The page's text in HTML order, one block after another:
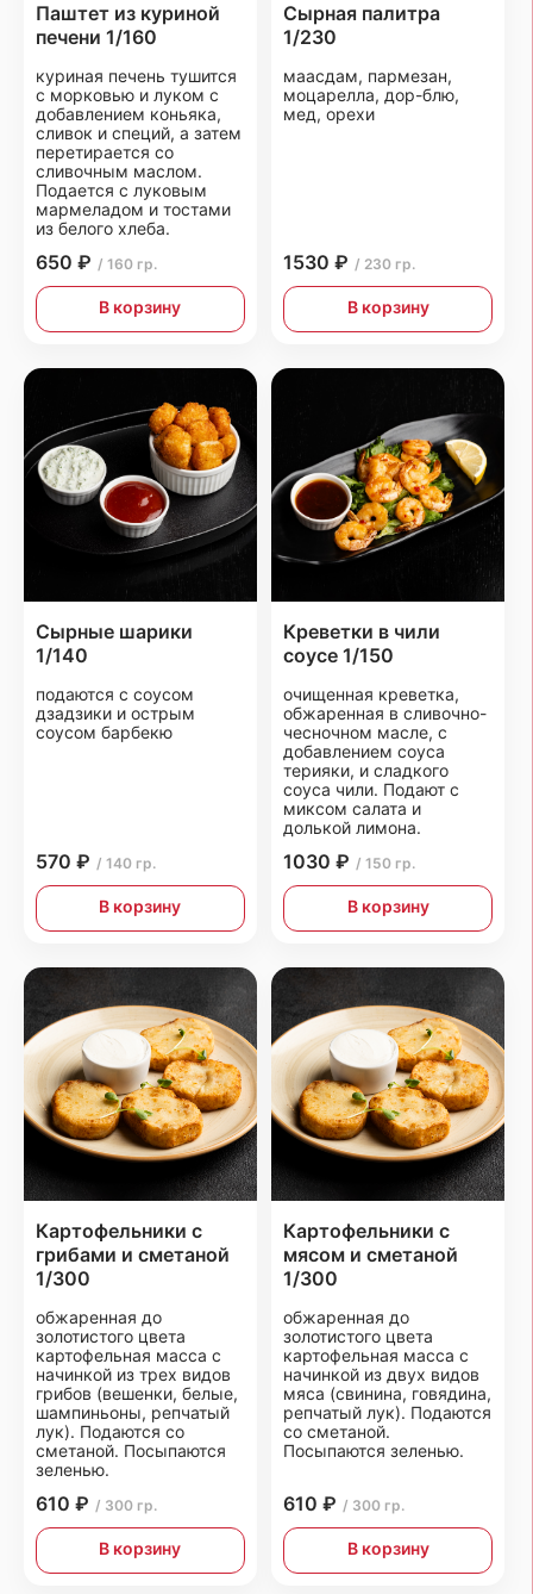
Паштет из куриной
печени 1/160
куриная печень тушится
с морковью и луком с
добавлением коньяка,
сливок и специй, а затем
перетирается со
сливочным маслом.
Подается с луковым
мармеладом и тостами
из белого хлеба.
650 ₽ / 160 гр.
В корзину
Сырная палитра
1/230
маасдам, пармезан,
моцарелла, дор-блю,
мед, орехи
1530 ₽ / 230 гр.
В корзину
Сырные шарики
1/140
подаются с соусом
дзадзики и острым
соусом барбекю
570 ₽ / 140 гр.
В корзину
Креветки в чили
соусе 1/150
очищенная креветка,
обжаренная в сливочно-
чесночном масле, с
добавлением соуса
терияки, и сладкого
соуса чили. Подают с
миксом салата и
долькой лимона.
1030 ₽ / 150 гр.
В корзину
Картофельники с
грибами и сметаной
1/300
обжаренная до
золотистого цвета
картофельная масса с
начинкой из трех видов
грибов (вешенки, белые,
шампиньоны, репчатый
лук). Подаются со
сметаной. Посыпаются
зеленью.
610 ₽ / 300 гр.
В корзину
Картофельники с
мясом и сметаной
1/300
обжаренная до
золотистого цвета
картофельная масса с
начинкой из двух видов
мяса (свинина, говядина,
репчатый лук). Подаются
со сметаной.
Посыпаются зеленью.
610 ₽ / 300 гр.
В корзину